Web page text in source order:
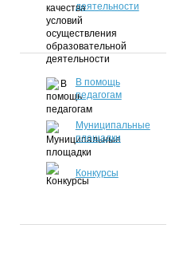
деятельности
В помощь
педагогам
Муниципальные
площадки
Конкурсы